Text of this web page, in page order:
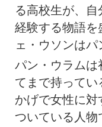
る高校生が、
経験する物語を
ェ・ウソンはパ
パン・ウラムは
てまで持って
かげで女性に対
ついている人物